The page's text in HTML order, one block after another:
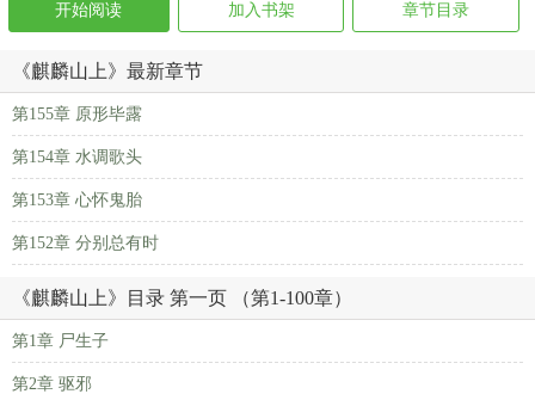
开始阅读 加入书架 章节目录
《麒麟山上》最新章节
第155章 原形毕露
第154章 水调歌头
第153章 心怀鬼胎
第152章 分别总有时
《麒麟山上》目录 第一页 （第1-100章）
第1章 尸生子
第2章 驱邪